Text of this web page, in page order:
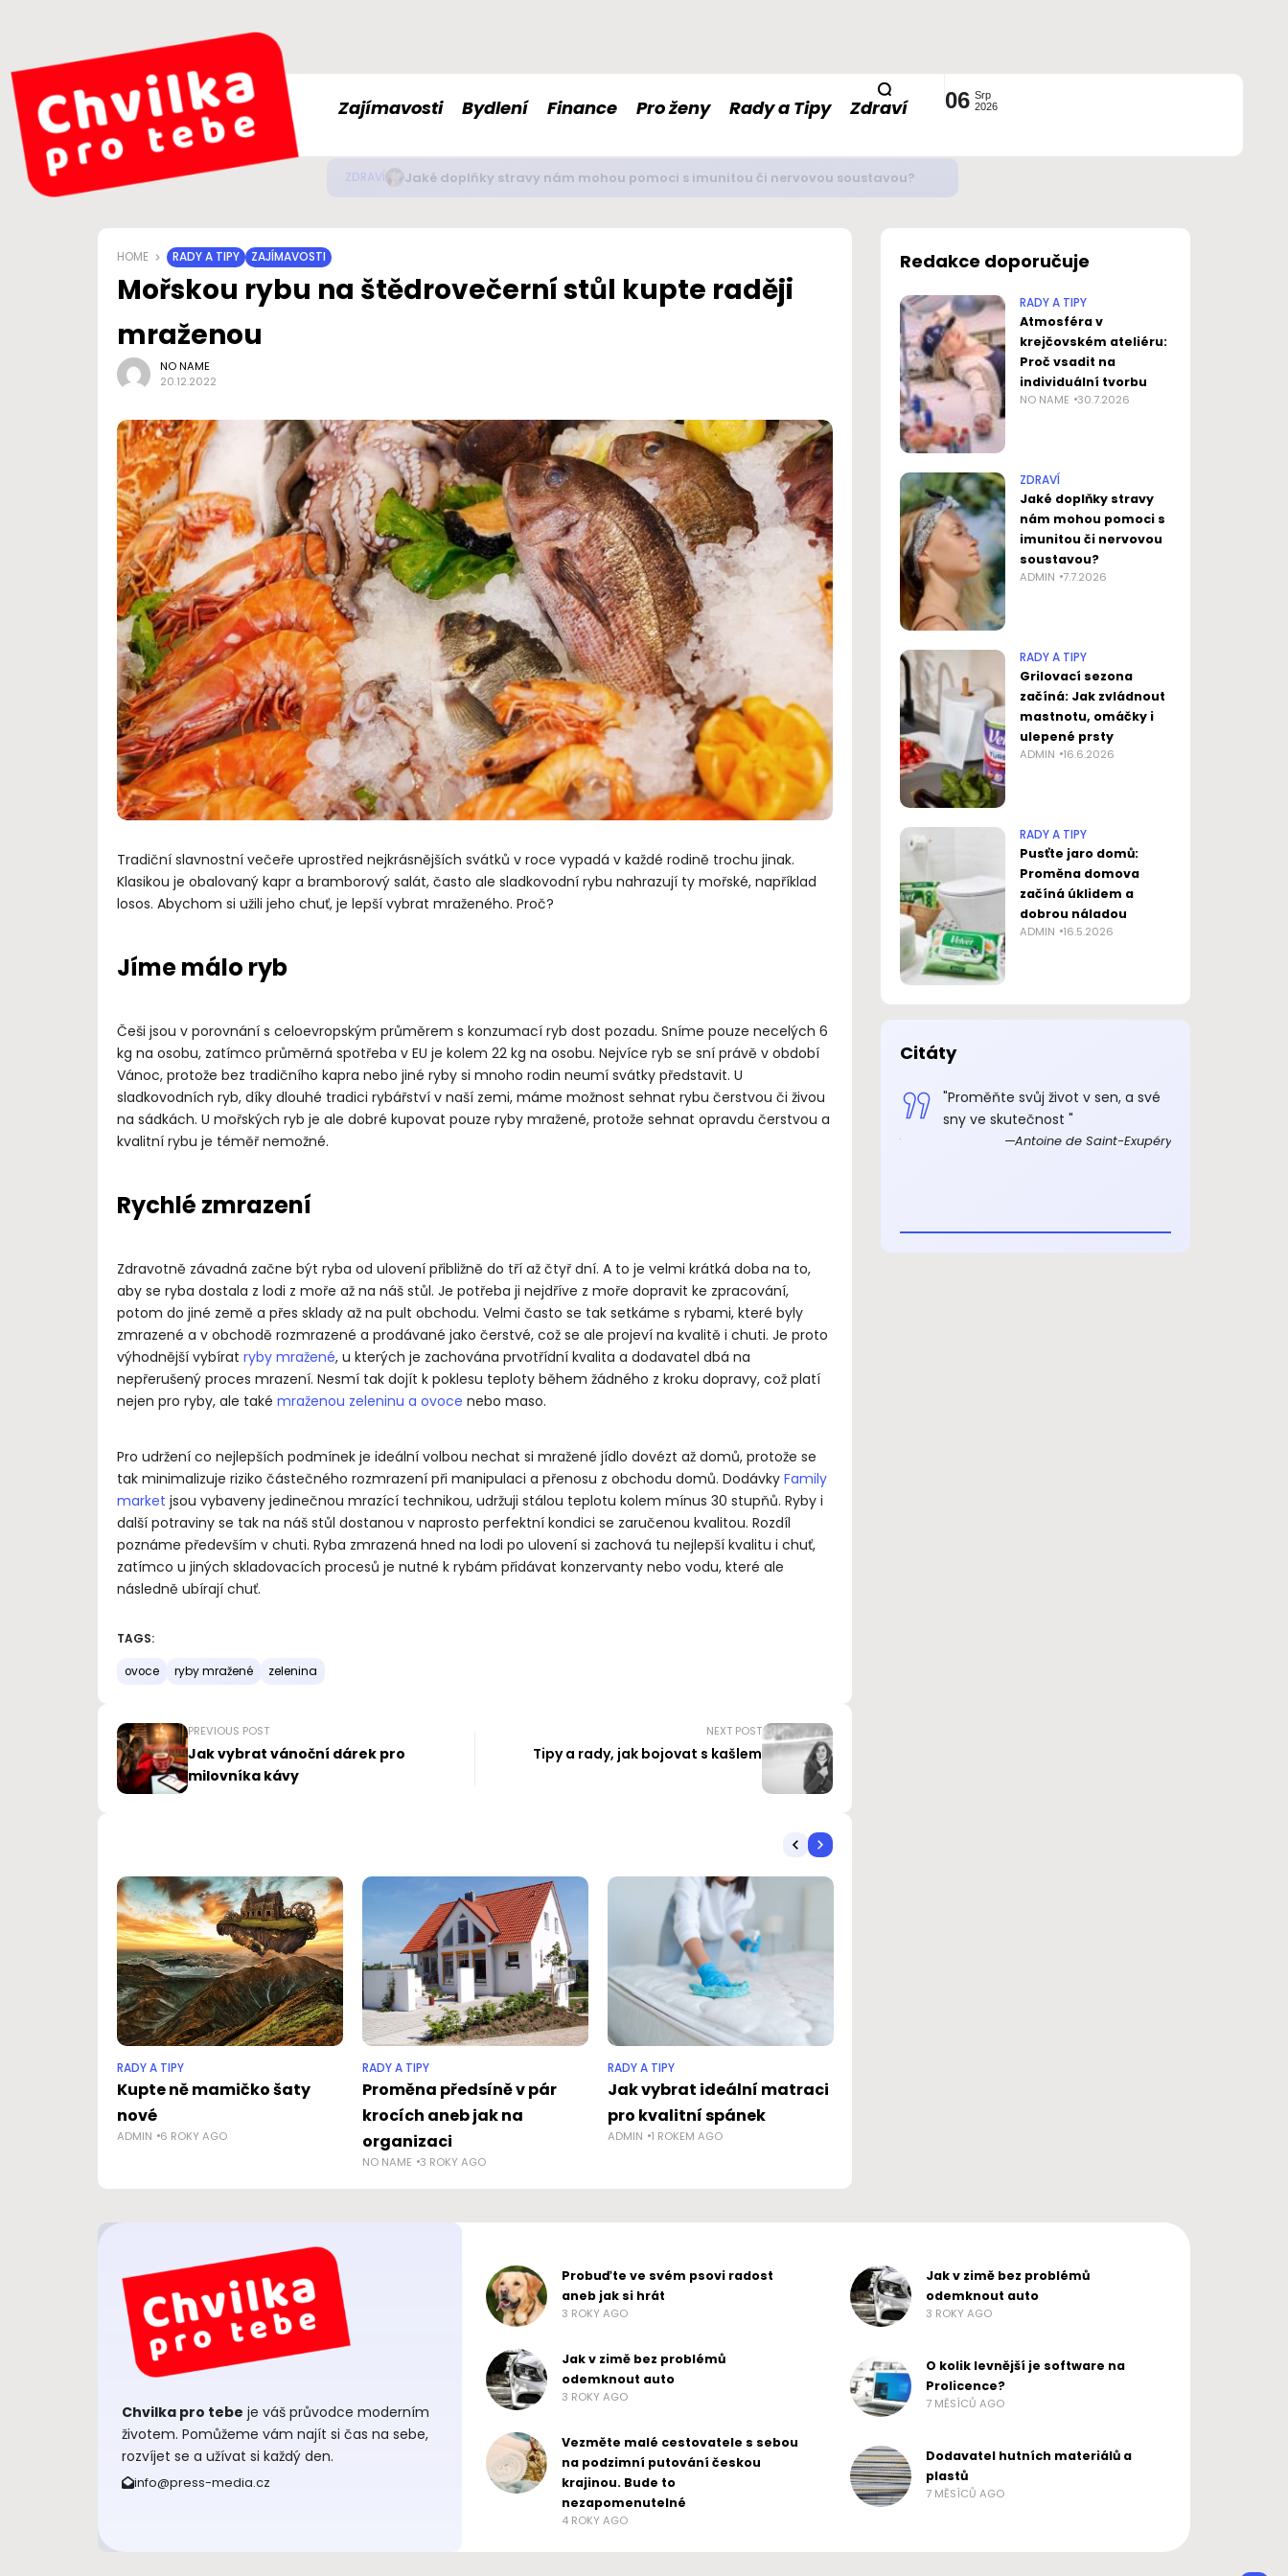
Zajímavosti Bydlení Finance Pro ženy Rady a Tipy Zdraví 06 Srp
2026
ZDRAVÍ Jaké doplňky stravy nám mohou pomoci s imunitou či nervovou soustavou?
HOME RADY A TIPY ZAJÍMAVOSTI
Mořskou rybu na štědrovečerní stůl kupte raději
mraženou
NO NAME
20.12.2022
Tradiční slavnostní večeře uprostřed nejkrásnějších svátků v roce vypadá v každé rodině trochu jinak.
Klasikou je obalovaný kapr a bramborový salát, často ale sladkovodní rybu nahrazují ty mořské, například
losos. Abychom si užili jeho chuť, je lepší vybrat mraženého. Proč?
Jíme málo ryb
Češi jsou v porovnání s celoevropským průměrem s konzumací ryb dost pozadu. Sníme pouze necelých 6
kg na osobu, zatímco průměrná spotřeba v EU je kolem 22 kg na osobu. Nejvíce ryb se sní právě v období
Vánoc, protože bez tradičního kapra nebo jiné ryby si mnoho rodin neumí svátky představit. U
sladkovodních ryb, díky dlouhé tradici rybářství v naší zemi, máme možnost sehnat rybu čerstvou či živou
na sádkách. U mořských ryb je ale dobré kupovat pouze ryby mražené, protože sehnat opravdu čerstvou a
kvalitní rybu je téměř nemožné.
Rychlé zmrazení
Zdravotně závadná začne být ryba od ulovení přibližně do tří až čtyř dní. A to je velmi krátká doba na to,
aby se ryba dostala z lodi z moře až na náš stůl. Je potřeba ji nejdříve z moře dopravit ke zpracování,
potom do jiné země a přes sklady až na pult obchodu. Velmi často se tak setkáme s rybami, které byly
zmrazené a v obchodě rozmrazené a prodávané jako čerstvé, což se ale projeví na kvalitě i chuti. Je proto
výhodnější vybírat ryby mražené, u kterých je zachována prvotřídní kvalita a dodavatel dbá na
nepřerušený proces mrazení. Nesmí tak dojít k poklesu teploty během žádného z kroku dopravy, což platí
nejen pro ryby, ale také mraženou zeleninu a ovoce nebo maso.
Pro udržení co nejlepších podmínek je ideální volbou nechat si mražené jídlo dovézt až domů, protože se
tak minimalizuje riziko částečného rozmrazení při manipulaci a přenosu z obchodu domů. Dodávky Family
market jsou vybaveny jedinečnou mrazící technikou, udržuji stálou teplotu kolem mínus 30 stupňů. Ryby i
další potraviny se tak na náš stůl dostanou v naprosto perfektní kondici se zaručenou kvalitou. Rozdíl
poznáme především v chuti. Ryba zmrazená hned na lodi po ulovení si zachová tu nejlepší kvalitu i chuť,
zatímco u jiných skladovacích procesů je nutné k rybám přidávat konzervanty nebo vodu, které ale
následně ubírají chuť.
TAGS:
ovoce ryby mražené zelenina
PREVIOUS POST
Jak vybrat vánoční dárek pro
milovníka kávy
NEXT POST
Tipy a rady, jak bojovat s kašlem
RADY A TIPY
Kupte ně mamičko šaty
nové
ADMIN 6 ROKY AGO
RADY A TIPY
Proměna předsíně v pár
krocích aneb jak na
organizaci
NO NAME 3 ROKY AGO
RADY A TIPY
Jak vybrat ideální matraci
pro kvalitní spánek
ADMIN 1 ROKEM AGO
Redakce doporučuje
RADY A TIPY
Atmosféra v
krejčovském ateliéru:
Proč vsadit na
individuální tvorbu
NO NAME 30.7.2026
ZDRAVÍ
Jaké doplňky stravy
nám mohou pomoci s
imunitou či nervovou
soustavou?
ADMIN 7.7.2026
RADY A TIPY
Grilovací sezona
začíná: Jak zvládnout
mastnotu, omáčky i
ulepené prsty
ADMIN 16.6.2026
RADY A TIPY
Pusťte jaro domů:
Proměna domova
začíná úklidem a
dobrou náladou
ADMIN 16.5.2026
Citáty
„Co dává smysl životu, dává smysl
i smrti.“
"Proměňte svůj život v sen, a své
sny ve skutečnost "
Antoine de Saint-Exupéry
Chvilka pro tebe je váš průvodce moderním
životem. Pomůžeme vám najít si čas na sebe,
rozvíjet se a užívat si každý den.
info@press-media.cz
Probuďte ve svém psovi radost
aneb jak si hrát
3 ROKY AGO
Jak v zimě bez problémů
odemknout auto
3 ROKY AGO
Vezměte malé cestovatele s sebou
na podzimní putování českou
krajinou. Bude to
nezapomenutelné
4 ROKY AGO
Jak v zimě bez problémů
odemknout auto
3 ROKY AGO
O kolik levnější je software na
Prolicence?
7 MĚSÍCŮ AGO
Dodavatel hutních materiálů a
plastů
7 MĚSÍCŮ AGO